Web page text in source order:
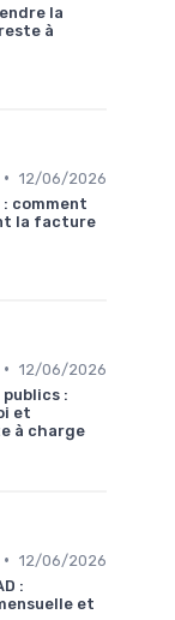
la
à
• 12/06/2026
: comment
la facture
• 12/06/2026
publics :
et
à charge
• 12/06/2026
:
et